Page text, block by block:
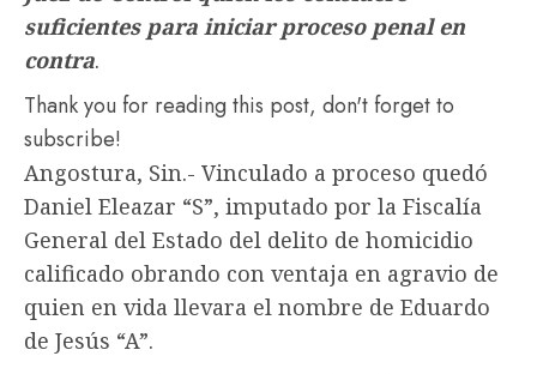
suficientes para iniciar proceso penal en
contra.
Thank you for reading this post, don't forget to
subscribe!
Angostura, Sin.- Vinculado a proceso quedó
Daniel Eleazar “S”, imputado por la Fiscalía
General del Estado del delito de homicidio
calificado obrando con ventaja en agravio de
quien en vida llevara el nombre de Eduardo
de Jesús “A”.